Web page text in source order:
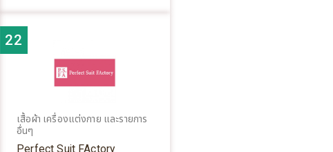
22
เสื้อผ้า เครื่องแต่งกาย และรายการ
อื่นๆ
Perfect Suit FActory